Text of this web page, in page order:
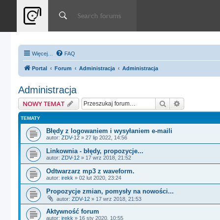
Więcej… FAQ
Portal Forum Administracja Administracja
Administracja
NOWY TEMAT Szukaj
TEMATY
Błędy z logowaniem i wysyłaniem e-maili
autor: ZDV-12 » 27 lip 2022, 14:56
Linkownia - błędy, propozycje...
autor: ZDV-12 » 17 wrz 2018, 21:52
Odtwarzarz mp3 z waveform.
autor: irekk » 02 lut 2020, 23:24
Propozycje zmian, pomysły na nowości...
autor: ZDV-12 » 17 wrz 2018, 21:53
Aktywność forum
autor: irekk » 16 sty 2020, 10:55